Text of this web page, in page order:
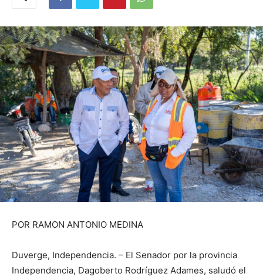
POR RAMON ANTONIO MEDINA
Duverge, Independencia. – El Senador por la provincia
Independencia, Dagoberto Rodríguez Adames, saludó el